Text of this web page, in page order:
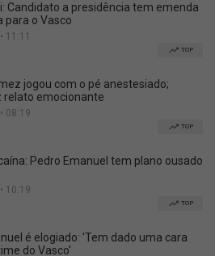
Candidato a presidência tem emenda
para o Vasco
11:11
TOP
jogou com o pé anestesiado;
relato emocionante
08:19
TOP
Pedro Emanuel tem plano ousado
10:19
TOP
é elogiado: 'Tem dado uma cara
do Vasco'